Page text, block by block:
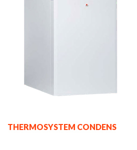
THERMOSYSTEM CONDENS